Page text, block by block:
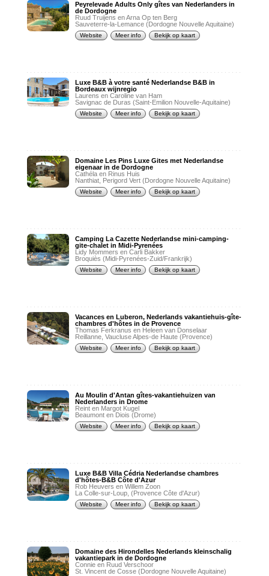
Peyrelevade Adults Only gîtes van Nederlanders in
de Dordogne
Ruud Truijens en Arna Op ten Berg
Sauveterre-la-Lemance (Dordogne Nouvelle Aquitaine)
Website Meer info Bekijk op kaart
Luxe B&B à votre santé Nederlandse B&B in
Bordeaux wijnregio
Laurens en Caroline van Ham
Savignac de Duras (Saint-Emilion Nouvelle-Aquitaine)
Website Meer info Bekijk op kaart
Domaine Les Pins Luxe Gites met Nederlandse
eigenaar in de Dordogne
Cathéla en Rinus Huis
Nanthiat, Perigord Vert (Dordogne Nouvelle Aquitaine)
Website Meer info Bekijk op kaart
Camping La Cazette Nederlandse mini-camping-
gite-chalet in Midi-Pyrenées
Lidy Mommers en Carli Bakker
Broquiès (Midi-Pyrenées-Zuid/Frankrijk)
Website Meer info Bekijk op kaart
Vacances en Luberon, Nederlands vakantiehuis-gîte-
chambres d'hôtes in de Provence
Thomas Ferkranus en Heleen van Donselaar
Reillanne, Vaucluse Alpes-de Haute (Provence)
Website Meer info Bekijk op kaart
Au Moulin d'Antan gîtes-vakantiehuizen van
Nederlanders in Drome
Reint en Margot Kugel
Beaumont en Diois (Drome)
Website Meer info Bekijk op kaart
Luxe B&B Villa Cédria Nederlandse chambres
d'hôtes-B&B Côte d'Azur
Rob Heuvers en Willem Zoon
La Colle-sur-Loup, (Provence Côte d'Azur)
Website Meer info Bekijk op kaart
Domaine des Hirondelles Nederlands kleinschalig
vakantiepark in de Dordogne
Connie en Ruud Verschoor
St. Vincent de Cosse (Dordogne Nouvelle Aquitaine)